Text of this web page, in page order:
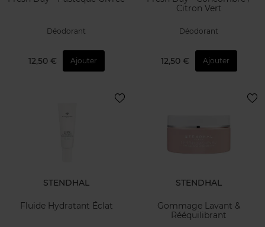
Déodorant
12,50 € Ajouter
Citron Vert
Déodorant
12,50 € Ajouter
STENDHAL
Fluide Hydratant Éclat
STENDHAL
Gommage Lavant &
Rééquilibrant